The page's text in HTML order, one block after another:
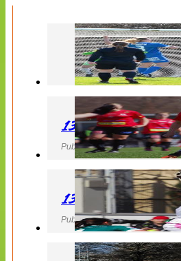
130427 LB 07 –
Publicerad 27 April 2013, 22:40
130427 IF
Publicerad 27 April 2013, 21:10